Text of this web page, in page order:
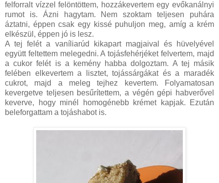
felforralt vízzel felöntöttem, hozzákevertem egy evőkanálnyi
rumot is. Ázni hagytam. Nem szoktam teljesen puhára
áztatni, éppen csak egy kissé puhuljon meg, amíg a krém
elkészül, éppen jó is lesz.
A tej felét a vaníliarúd kikapart magjaival és hüvelyével
együtt feltettem melegedni. A tojásfehérjéket felvertem, majd
a cukor felét is a kemény habba dolgoztam. A tej másik
felében elkevertem a lisztet, tojássárgákat és a maradék
cukrot, majd a meleg tejhez kevertem. Folyamatosan
kevergetve teljesen besűrítettem, a végén gépi habverővel
keverve, hogy minél homogénebb krémet kapjak. Ezután
beleforgattam a tojáshabot is.